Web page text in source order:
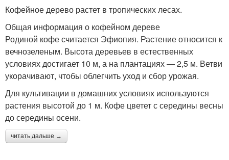
Кофейное дерево растет в тропических лесах.
Общая информация о кофейном дереве
Родиной кофе считается Эфиопия. Растение относится к
вечнозеленым. Высота деревьев в естественных
условиях достигает 10 м, а на плантациях — 2,5 м. Ветви
укорачивают, чтобы облегчить уход и сбор урожая.
Для культивации в домашних условиях используются
растения высотой до 1 м. Кофе цветет с середины весны
до середины осени.
читать дальше →